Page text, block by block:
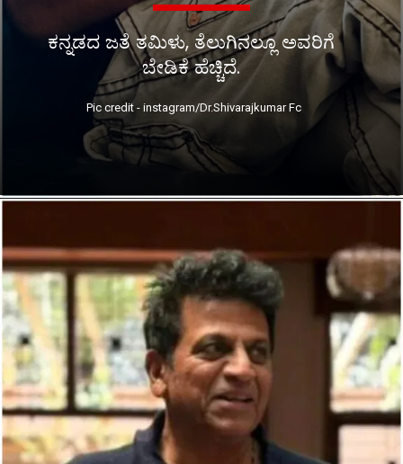
ಕನ್ನಡದ ಜತೆ ತಮಿಳು, ತೆಲುಗಿನಲ್ಲೂ ಅವರಿಗೆ
ಬೇಡಿಕೆ ಹೆಚ್ಚಿದೆ.
Pic credit - instagram/Dr.Shivarajkumar Fc